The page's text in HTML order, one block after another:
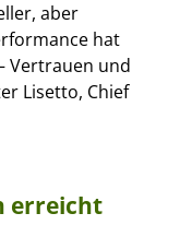
aber
hat
Vertrauen und
Lisetto, Chief
erreicht